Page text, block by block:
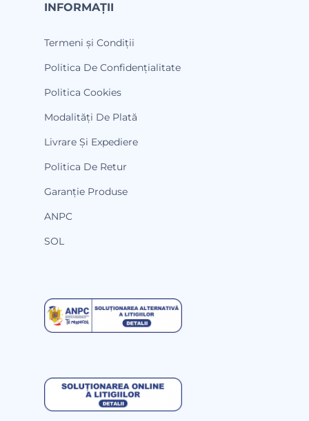
INFORMAȚII
Termeni și Condiții
Politica De Confidențialitate
Politica Cookies
Modalități De Plată
Livrare Și Expediere
Politica De Retur
Garanție Produse
ANPC
SOL